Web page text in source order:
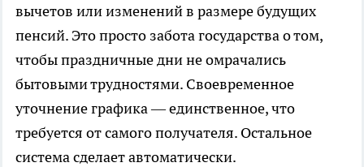
вычетов или изменений в размере будущих
пенсий. Это просто забота государства о том,
чтобы праздничные дни не омрачались
бытовыми трудностями. Своевременное
уточнение графика — единственное, что
требуется от самого получателя. Остальное
система сделает автоматически.